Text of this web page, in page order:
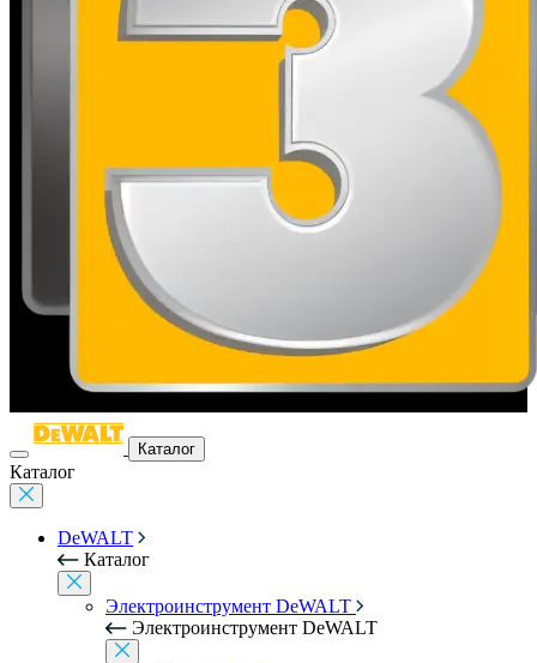
Каталог
Каталог
DeWALT
Каталог
Электроинструмент DeWALT
Электроинструмент DeWALT